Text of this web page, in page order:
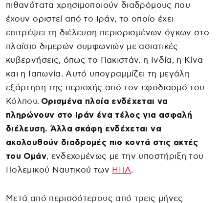
πιθανότατα χρησιμοποιούν διαδρόμους που
έχουν οριστεί από το Ιράν, το οποίο έχει
επιτρέψει τη διέλευση περιορισμένων όγκων στο
πλαίσιο διμερών συμφωνιών με ασιατικές
κυβερνήσεις, όπως το Πακιστάν, η Ινδία, η Κίνα
και η Ιαπωνία. Αυτό υπογραμμίζει τη μεγάλη
εξάρτηση της περιοχής από τον εφοδιασμό του
Κόλπου. Ορισμένα πλοία ενδέχεται να
πληρώνουν στο Ιράν ένα τέλος για ασφαλή
διέλευση. Άλλα σκάφη ενδέχεται να
ακολουθούν διαδρομές πιο κοντά στις ακτές
του Ομάν, ενδεχομένως με την υποστήριξη του
Πολεμικού Ναυτικού των ΗΠΑ.
Μετά από περισσότερους από τρεις μήνες